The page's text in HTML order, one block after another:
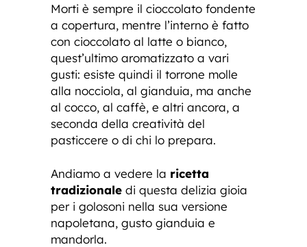
Morti è sempre il cioccolato fondente
a copertura, mentre l’interno è fatto
con cioccolato al latte o bianco,
quest’ultimo aromatizzato a vari
gusti: esiste quindi il torrone molle
alla nocciola, al gianduia, ma anche
al cocco, al caffè, e altri ancora, a
seconda della creatività del
pasticcere o di chi lo prepara.
Andiamo a vedere la ricetta
tradizionale di questa delizia gioia
per i golosoni nella sua versione
napoletana, gusto gianduia e
mandorla.